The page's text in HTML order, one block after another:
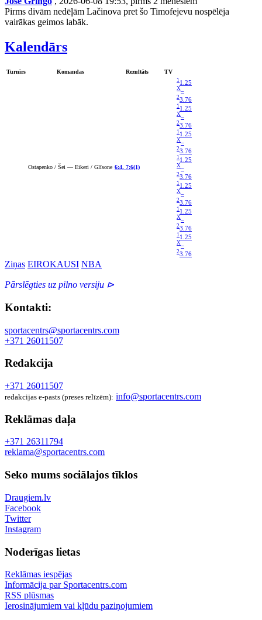
Pirms divām nedēļām Lačinova pret šo Timofejevu nospēlēja
vairākas geimos labāk.
Kalendārs
Turnīrs Komandas Rezultāts TV
Ostapenko / Šei — Eikeri / Glīsone 6:4, 7:6(1)
1 1.25
X–
23.76
1 1.25
X–
23.76
1 1.25
X–
23.76
1 1.25
X–
23.76
1 1.25
X–
23.76
1 1.25
X–
23.76
1 1.25
X–
23.76
Ziņas EIROKAUSI NBA
Pārslēgties uz pilno versiju ⊳
Kontakti:
sportacentrs@sportacentrs.com
+371 26011507
Redakcija
+371 26011507
redakcijas e-pasts (preses relīzēm): info@sportacentrs.com
Reklāmas daļa
+371 26311794
reklama@sportacentrs.com
Seko mums sociālajos tīklos
Draugiem.lv
Facebook
Twitter
Instagram
Noderīgas lietas
Reklāmas iespējas
Informācija par Sportacentrs.com
RSS plūsmas
Ierosinājumiem vai kļūdu paziņojumiem